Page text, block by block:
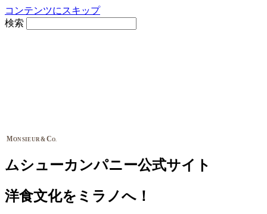
コンテンツにスキップ
検索
MONSIEUR&CO.
ムシューカンパニー公式サイト
洋食文化をミラノへ！